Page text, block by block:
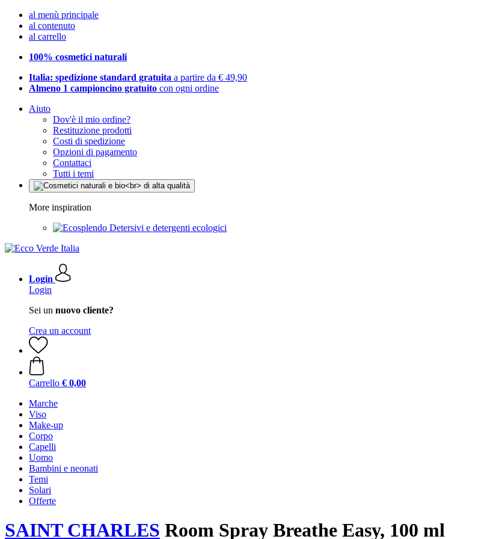
al menù principale
al contenuto
al carrello
100% cosmetici naturali
Italia: spedizione standard gratuita a partire da € 49,90
Almeno 1 campioncino gratuito con ogni ordine
Aiuto
Dov'è il mio ordine?
Restituzione prodotti
Costi di spedizione
Opzioni di pagamento
Contattaci
Tutti i temi
More inspiration
Detersivi e detergenti ecologici
Login
Login
Sei un nuovo cliente?
Crea un account
Carrello € 0,00
Marche
Viso
Make-up
Corpo
Capelli
Uomo
Bambini e neonati
Temi
Solari
Offerte
SAINT CHARLES Room Spray Breathe Easy, 100 ml